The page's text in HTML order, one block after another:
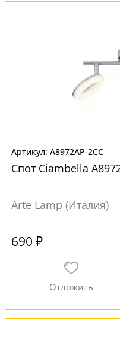
A8972AP-2CC
Спот Ciambella
Arte Lamp (Италия)
690 ₽